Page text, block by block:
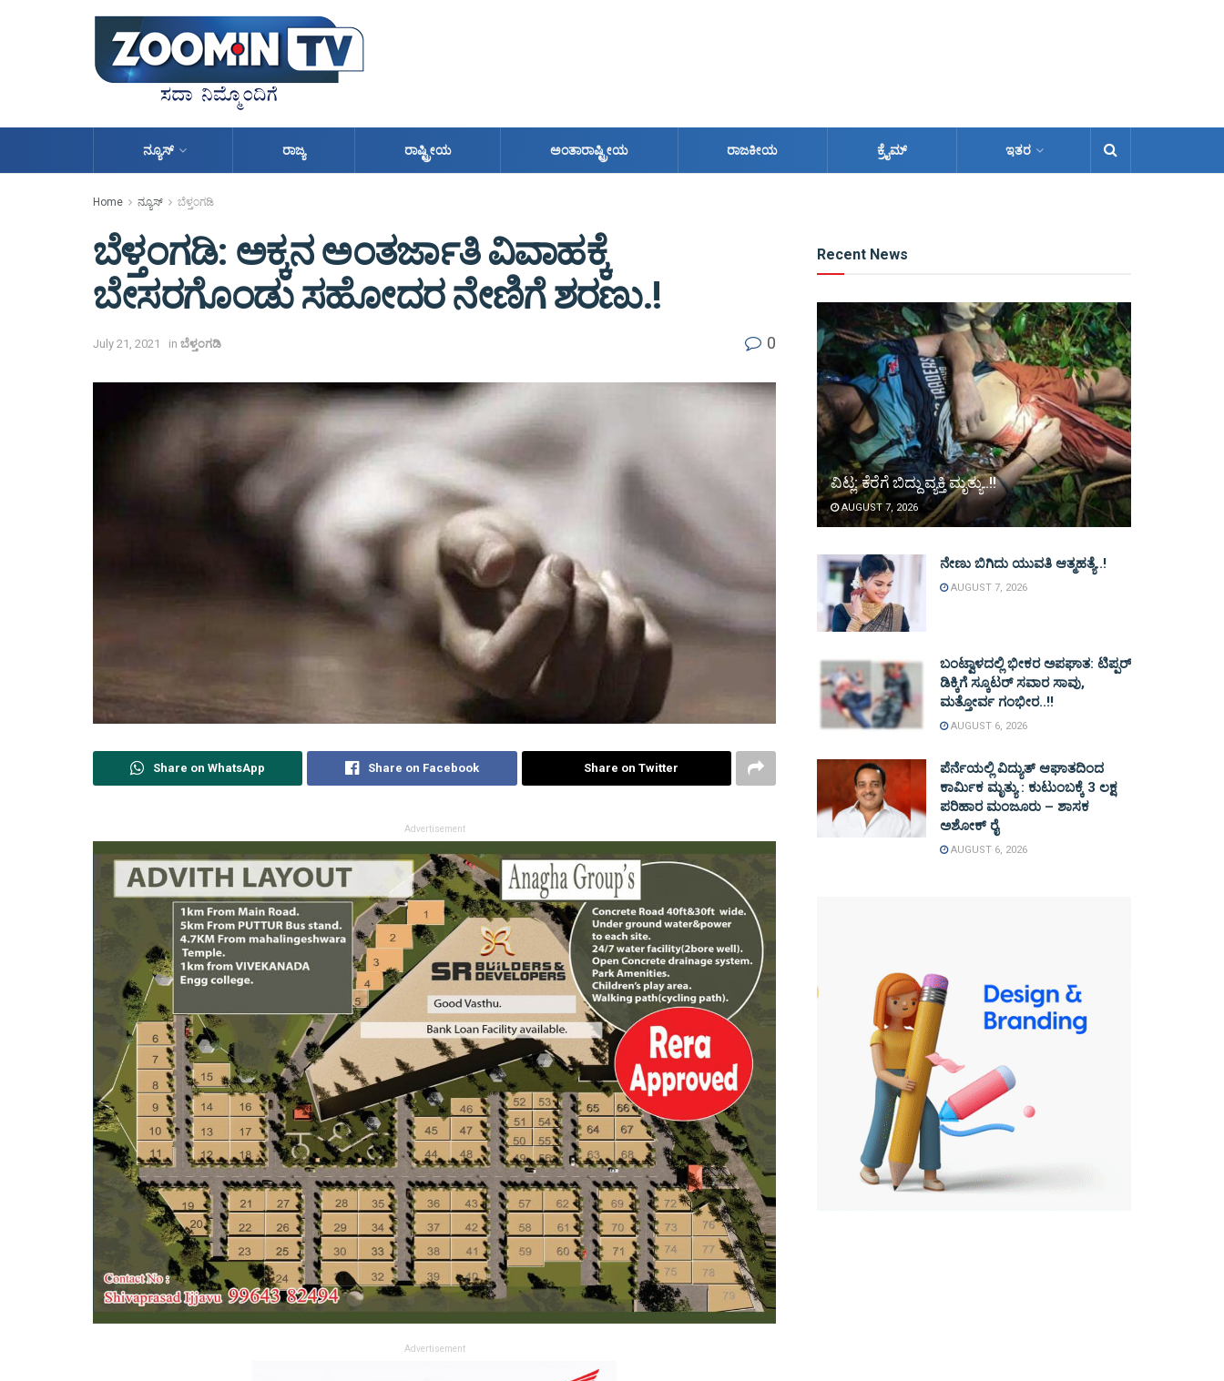
ನ್ಯೂಸ್ ರಾಜ್ಯ ರಾಷ್ಟ್ರೀಯ ಅಂತಾರಾಷ್ಟ್ರೀಯ ರಾಜಕೀಯ ಕ್ರೈಮ್ ಇತರ
Home ನ್ಯೂಸ್ ಬೆಳ್ತಂಗಡಿ
ಬೆಳ್ತಂಗಡಿ: ಅಕ್ಕನ ಅಂತರ್ಜಾತಿ ವಿವಾಹಕ್ಕೆ
ಬೇಸರಗೊಂಡು ಸಹೋದರ ನೇಣಿಗೆ ಶರಣು.!
July 21, 2021 in ಬೆಳ್ತಂಗಡಿ 0
Share on WhatsApp Share on Facebook Share on Twitter
Advertisement
Advertisement
Recent News
ವಿಟ್ಲ: ಕೆರೆಗೆ ಬಿದ್ದು ವ್ಯಕ್ತಿ ಮೃತ್ಯು..!!
AUGUST 7, 2026
ನೇಣು ಬಿಗಿದು ಯುವತಿ ಆತ್ಮಹತ್ಯೆ..!
AUGUST 7, 2026
ಬಂಟ್ವಾಳದಲ್ಲಿ ಭೀಕರ ಅಪಘಾತ: ಟಿಪ್ಪರ್
ಡಿಕ್ಕಿಗೆ ಸ್ಕೂಟರ್ ಸವಾರ ಸಾವು,
ಮತ್ತೋರ್ವ ಗಂಭೀರ..!!
AUGUST 6, 2026
ಪೆರ್ನೆಯಲ್ಲಿ ವಿದ್ಯುತ್ ಆಘಾತದಿಂದ
ಕಾರ್ಮಿಕ ಮೃತ್ಯು : ಕುಟುಂಬಕ್ಕೆ 3 ಲಕ್ಷ
ಪರಿಹಾರ ಮಂಜೂರು – ಶಾಸಕ
ಅಶೋಕ್ ರೈ
AUGUST 6, 2026